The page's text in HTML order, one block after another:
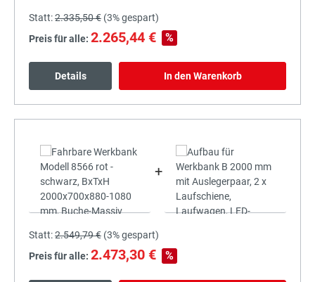
Statt:2.335,50 € (3%gespart)
Preis für alle: 2.265,44 € %
Details In den Warenkorb
+
Statt:2.549,79 € (3%gespart)
Preis für alle: 2.473,30 € %